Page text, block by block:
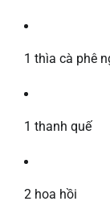
1 thìa cà phê
1 thanh quế
2 hoa hồi